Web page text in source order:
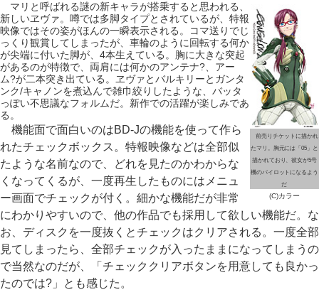
前売りチケットに描かれ
たマリ。胸元には「05」と
描かれており、彼女が5号
機のパイロットになるよう
だ
(C)カラー
マリと呼ばれる謎の新キャラが搭乗すると思われる、
新しいヱヴァ。噂では多脚タイプとされているが、特報
映像ではその姿がほんの一瞬表示される。コマ送りでじ
っくり観賞してしまったが、車輪のように回転する何か
が尖端に付いた脚が、4本生えている。胸に大きな突起
があるのが特徴で、両肩には何かのアンテナ?、アー
ム?が二本突き出ている。ヱヴァとバルキリーとガンタ
ンク/キャノンを煮込んで雑巾絞りしたような、バッタ
っぽい不思議なフォルムだ。新作での活躍が楽しみであ
る。
機能面で面白いのはBD-Jの機能を使って作ら
れたチェックボックス。特報映像などは全部似
たような名前なので、どれを見たのかわからな
くなってくるが、一度再生したものにはメニュ
ー画面でチェックが付く。細かな機能だが非常
にわかりやすいので、他の作品でも採用して欲しい機能だ。な
お、ディスクを一度抜くとチェックはクリアされる。一度全部
見てしまったら、全部チェックが入ったままになってしまうの
で当然なのだが、「チェッククリアボタンを用意しても良かっ
たのでは?」とも感じた。